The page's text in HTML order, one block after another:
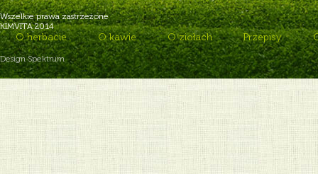
Wszelkie prawa zastrzeżone
KIMVITA 2014
O herbacie O kawie O ziołach Przepisy
Design Spektrum